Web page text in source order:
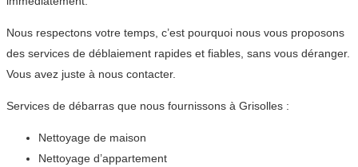
Nous respectons votre temps, c’est pourquoi nous vous proposons
des services de déblaiement rapides et fiables, sans vous déranger.
Vous avez juste à nous contacter.
Services de débarras que nous fournissons à Grisolles :
Nettoyage de maison
Nettoyage d’appartement